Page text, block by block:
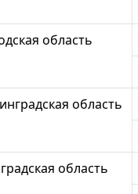
область
область
область